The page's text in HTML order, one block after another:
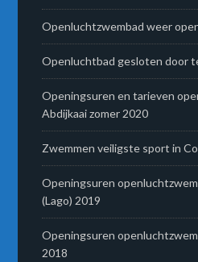
Openluchtzwembad weer
Openluchtbad gesloten door
Openingsuren en tarieven
Abdijkaai zomer 2020
Zwemmen veiligste sport in
Openingsuren
(Lago) 2019
Openingsuren
2018